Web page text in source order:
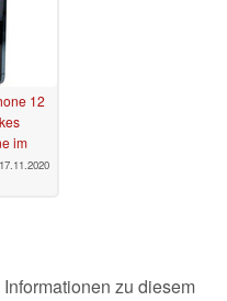
12
im
17.11.2020
zu diesem